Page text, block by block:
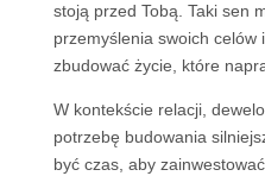
stoją przed Tobą. Taki sen
przemyślenia swoich celów
zbudować życie, które
W kontekście relacji,
potrzebę budowania
być czas, aby